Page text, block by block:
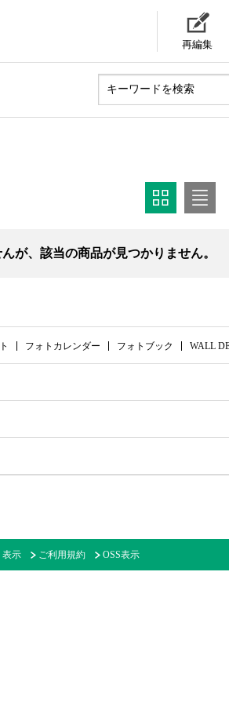
再編集
が、該当の商品が見つかりません。
フォトカレンダー フォトブック WALL
表示 ご利用規約 OSS表示